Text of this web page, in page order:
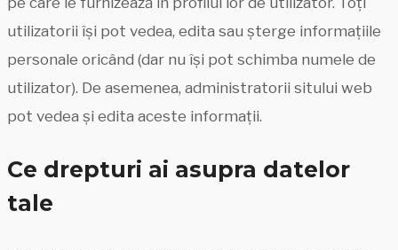
utilizatorii își pot vedea, edita sau șterge informațiile
personale oricând (dar nu își pot schimba numele de
utilizator). De asemenea, administratorii sitului web
pot vedea și edita aceste informații.
Ce drepturi ai asupra datelor
tale